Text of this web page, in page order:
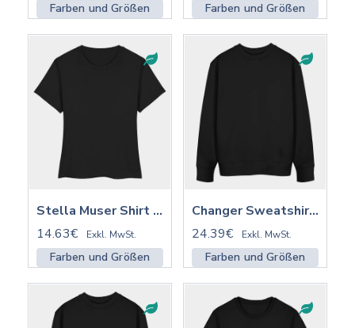
Farben und Größen Farben und Größen
Stella Muser Shirt ST/ST mit Stick | STTW172
14.63€
Exkl. MwSt.
Farben und Größen
Changer Sweatshirt 2.0 ST/ST | STSU178
24.39€
Exkl. MwSt.
Farben und Größen